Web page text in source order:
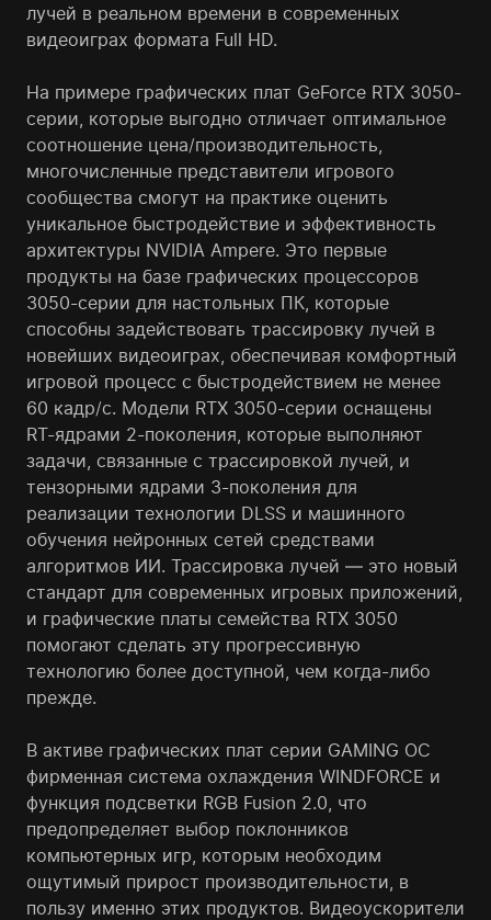
лучей в реальном времени в современных
видеоиграх формата Full HD.
На примере графических плат GeForce RTX 3050-
серии, которые выгодно отличает оптимальное
соотношение цена/производительность,
многочисленные представители игрового
сообщества смогут на практике оценить
уникальное быстродействие и эффективность
архитектуры NVIDIA Ampere. Это первые
продукты на базе графических процессоров
3050-серии для настольных ПК, которые
способны задействовать трассировку лучей в
новейших видеоиграх, обеспечивая комфортный
игровой процесс с быстродействием не менее
60 кадр/с. Модели RTX 3050-серии оснащены
RT-ядрами 2-поколения, которые выполняют
задачи, связанные с трассировкой лучей, и
тензорными ядрами 3-поколения для
реализации технологии DLSS и машинного
обучения нейронных сетей средствами
алгоритмов ИИ. Трассировка лучей — это новый
стандарт для современных игровых приложений,
и графические платы семейства RTX 3050
помогают сделать эту прогрессивную
технологию более доступной, чем когда-либо
прежде.
В активе графических плат серии GAMING OC
фирменная система охлаждения WINDFORCE и
функция подсветки RGB Fusion 2.0, что
предопределяет выбор поклонников
компьютерных игр, которым необходим
ощутимый прирост производительности, в
пользу именно этих продуктов. Видеоускорители